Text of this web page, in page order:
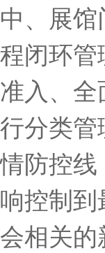
中、展
程闭环
准入、
行分类管
情防控
响控制
会相关